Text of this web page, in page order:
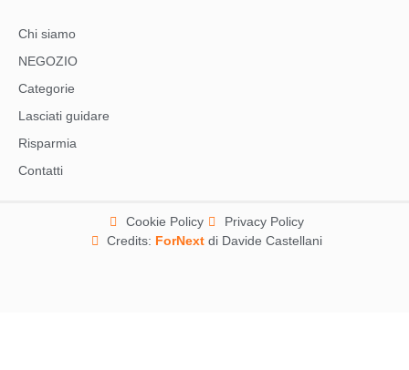
Chi siamo
NEGOZIO
Categorie
Lasciati guidare
Risparmia
Contatti
Cookie Policy
Privacy Policy
Credits: ForNextdi Davide Castellani